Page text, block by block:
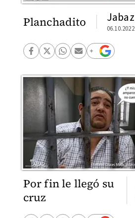
Planchadito Jabaz
06.10.2022
Por fin le llegó su
cruz